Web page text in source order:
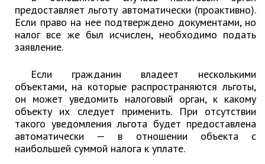
развития
Отдел АПКиООС
Об отделе
граждан
Управление образования
Управление образования
Опека и попечительство
Управление ЖКК
предоставляет льготу автоматически (проактивно).
Если право на нее подтверждено документами, но
налог все же был исчислен, необходимо подать
заявление.
Если гражданин владеет несколькими
объектами, на которые распространяются льготы,
он может уведомить налоговый орган, к какому
объекту их следует применить. При отсутствии
такого уведомления льгота будет предоставлена
автоматически — в отношении объекта с
наибольшей суммой налога к уплате.